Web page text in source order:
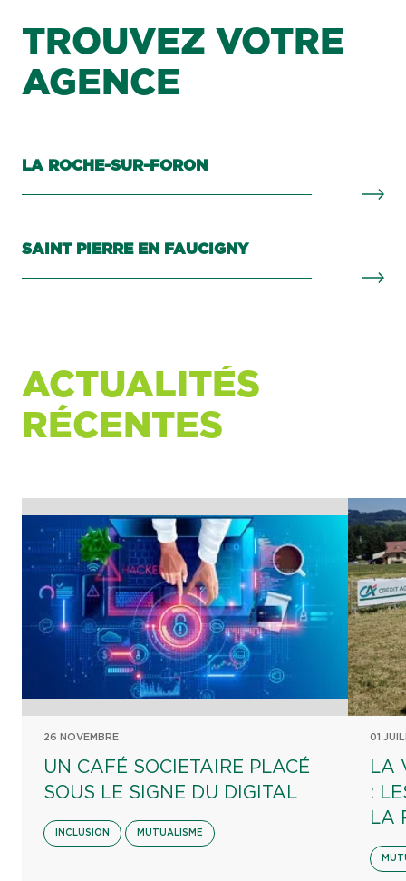
TROUVEZ VOTRE
AGENCE
LA ROCHE-SUR-FORON
SAINT PIERRE EN FAUCIGNY
ACTUALITÉS
RÉCENTES
26 NOVEMBRE
UN CAFÉ SOCIETAIRE PLACÉ
SOUS LE SIGNE DU DIGITAL
INCLUSION MUTUALISME
01
LA
:
LA